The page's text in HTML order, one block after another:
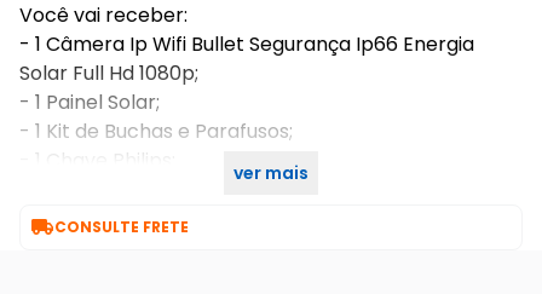
Você vai receber:
- 1 Câmera Ip Wifi Bullet Segurança Ip66 Energia
Solar Full Hd 1080p;
- 1 Painel Solar;
- 1 Kit de Buchas e Parafusos;
- 1 Chave Philips;
ver mais
CONSULTE FRETE